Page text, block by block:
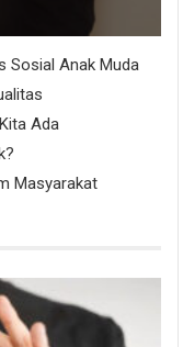
Sosial Anak Muda
Ada
Masyarakat